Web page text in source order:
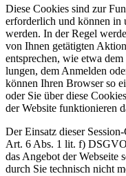
Diese Cookies sind zur
erforderlich und können in
werden. In der Regel
von Ihnen getätigten
entsprechen, wie etwa
lungen, dem Anmelden
können Ihren Browser so
oder Sie über diese
der Website funktio­nieren
Der Einsatz dieser
Art. 6 Abs. 1 lit. f)
das Angebot der Webseite
durch Sie technisch nicht